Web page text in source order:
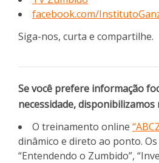
facebook.com/
Siga-nos, curta e compartilhe.
Se você prefere informação
necessidade,
O treinamento online
dinâmico e direto ao ponto.
“Entendendo o Zumbido”,